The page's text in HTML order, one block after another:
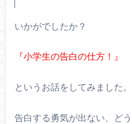
いかがでしたか？
『小学生の告白の仕方！』
というお話をしてみました。
告白する勇気が出ない、ど